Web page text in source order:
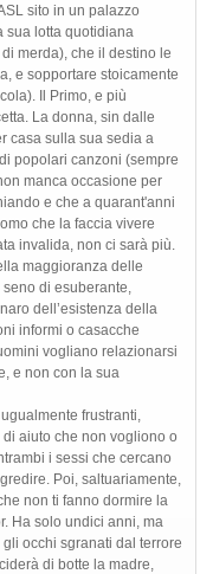
sito in un palazzo
sua lotta quotidiana
merda), che il destino le
e sopportare stoicamente
Il Primo, e più
La donna, sin dalle
casa sulla sua sedia a
popolari canzoni (sempre
manca occasione per
e che a quarant'anni
che la faccia vivere
invalida, non ci sarà più.
maggioranza delle
di esuberante,
dell’esistenza della
informi o casacche
vogliano relazionarsi
e non con la sua
frustranti,
aiuto che non vogliono o
i sessi che cercano
Poi, saltuariamente,
non ti fanno dormire la
Ha solo undici anni, ma
occhi sgranati dal terrore
di botte la madre,